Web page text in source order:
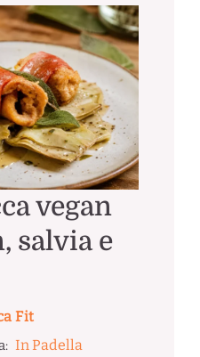
vegan
salvia e
Fit
In Padella